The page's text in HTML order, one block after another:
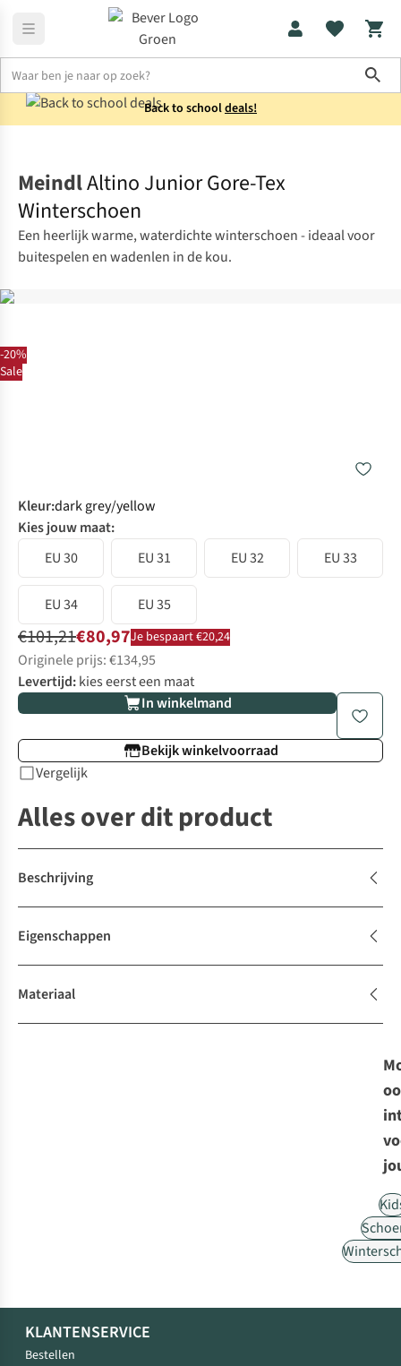
Back to schooldeals!
-20%
Sale
MeindlAltino Junior Gore-Tex
Winterschoen
Een heerlijk warme, waterdichte winterschoen - ideaal voor
buitespelen en wadenlen in de kou.
Kleur:dark grey/yellow
Kies jouw maat:
EU 30
EU 31 EU 32 EU 33
EU 34 EU 35
€101,21€80,97Je bespaart €20,24
Originele prijs: €134,95
Levertijd:kies eerst een maat
In winkelmand
Bekijk winkelvoorraad
Vergelijk
Alles over dit product
Beschrijving
Eigenschappen
Materiaal
KLANTENSERVICE
Bestellen